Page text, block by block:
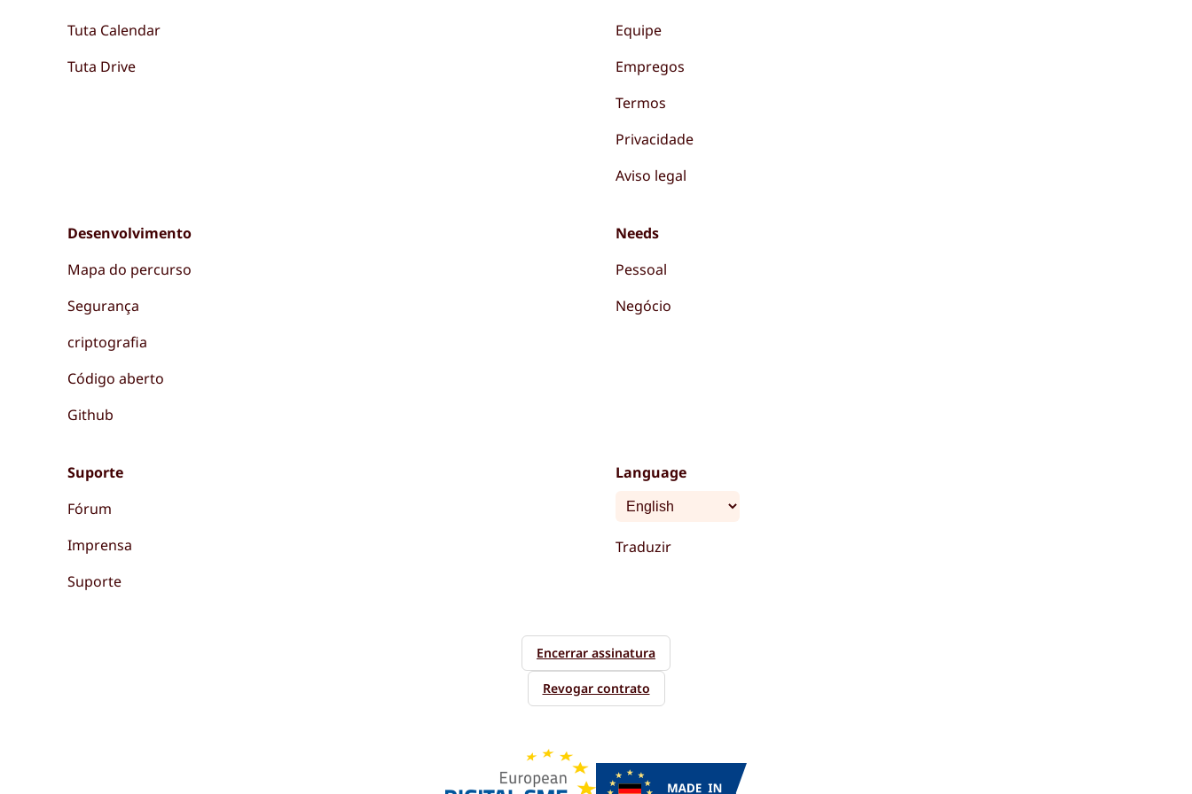
Tuta Calendar
Tuta Drive
Equipe
Empregos
Termos
Privacidade
Aviso legal
Desenvolvimento
Mapa do percurso
Segurança
criptografia
Código aberto
Github
Needs
Pessoal
Negócio
Suporte
Fórum
Imprensa
Suporte
Language
Traduzir
Encerrar assinatura
Revogar contrato